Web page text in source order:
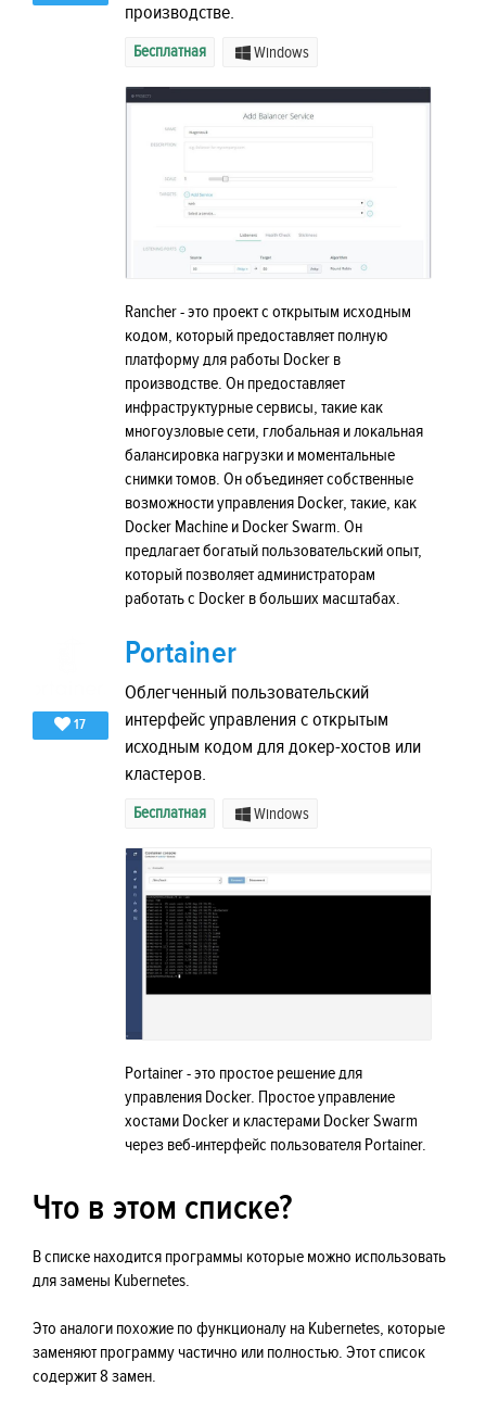
производстве.
Бесплатная Windows
Rancher - это проект с открытым исходным
кодом, который предоставляет полную
платформу для работы Docker в
производстве. Он предоставляет
инфраструктурные сервисы, такие как
многоузловые сети, глобальная и локальная
балансировка нагрузки и моментальные
снимки томов. Он объединяет собственные
возможности управления Docker, такие, как
Docker Machine и Docker Swarm. Он
предлагает богатый пользовательский опыт,
который позволяет администраторам
работать с Docker в больших масштабах.
17
Portainer
Облегченный пользовательский
интерфейс управления с открытым
исходным кодом для докер-хостов или
кластеров.
Бесплатная Windows
Portainer - это простое решение для
управления Docker. Простое управление
хостами Docker и кластерами Docker Swarm
через веб-интерфейс пользователя Portainer.
Что в этом списке?
В списке находится программы которые можно использовать
для замены Kubernetes.
Это аналоги похожие по функционалу на Kubernetes, которые
заменяют программу частично или полностью. Этот список
содержит 8 замен.